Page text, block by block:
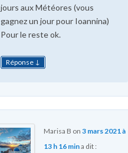
jours aux Météores (vous
gagnez un jour pour Ioannina)
Pour le reste ok.
Réponse ↓
Marisa B on 3 mars 2021 à
13 h 16 mina dit :